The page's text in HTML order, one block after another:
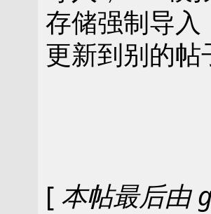
存储强制导
更新到别的帖
[ 本帖最后由